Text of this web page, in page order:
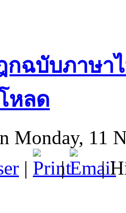
กฉบับภาษา
หลด
Monday, 11
| | |